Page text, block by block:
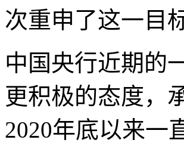
次重申了这一目
中国央行近期的
更积极的态度，
2020年底以来一